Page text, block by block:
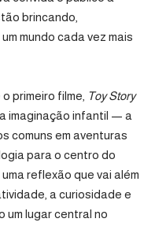
brincando,
mundo cada vez mais
primeiro filme, Toy Story
imaginação infantil — a
comuns em aventuras
para o centro do
reflexão que vai além
a curiosidade e
um lugar central no